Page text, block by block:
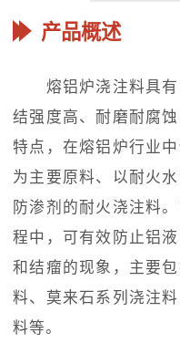
产品概述
熔铝炉浇注料具有
结强度高、耐磨耐腐
特点，在熔铝炉行业
为主要原料、以耐火
防渗剂的耐火浇注料
程中，可有效防止铝
和结瘤的现象，主要
料、莫来石系列浇注
料等。